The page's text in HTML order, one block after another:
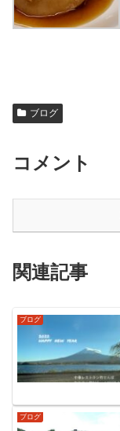
ブログ
コメント
関連記事
ブログ
ブログ